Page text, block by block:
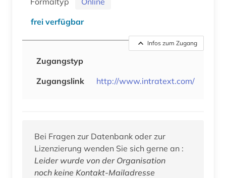
frei verfügbar
Infos zum Zugang
Zugangstyp
Zugangslink
http://www.intratext.com/
Bei Fragen zur Datenbank oder zur
Lizenzierung wenden Sie sich gerne an :
Leider wurde von der Organisation
noch keine Kontakt-Mailadresse